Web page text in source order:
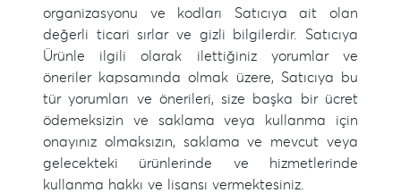
organizasyonu ve kodları Satıcıya ait olan
değerli ticari sırlar ve gizli bilgilerdir. Satıcıya
Ürünle ilgili olarak ilettiğiniz yorumlar ve
öneriler kapsamında olmak üzere, Satıcıya bu
tür yorumları ve önerileri, size başka bir ücret
ödemeksizin ve saklama veya kullanma için
onayınız olmaksızın, saklama ve mevcut veya
gelecekteki ürünlerinde ve hizmetlerinde
kullanma hakkı ve lisansı vermektesiniz.